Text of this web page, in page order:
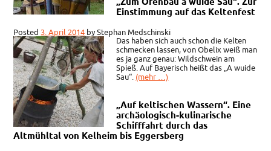
Einstimmung auf das Keltenfest
Posted 3. April 2014 byStephan Medschinski
Das haben sich auch schon die Kelten
schmecken lassen, von Obelix weiß man
es ja ganz genau: Wildschwein am
Spieß. Auf Bayerisch heißt das „A wuide
Sau“. (mehr …)
„Auf keltischen Wassern“. Eine
archäologisch-kulinarische
Schifffahrt durch das
Altmühltal von Kelheim bis Eggersberg